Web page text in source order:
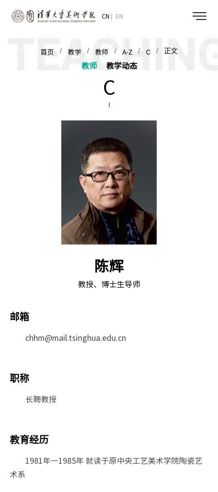
CN EN
首页/ 教学/教师 / A-Z/C / 正文
教师 教学动态
C
陈辉
教授、博士生导师
邮箱
chhm@mail.tsinghua.edu.cn
职称
长聘教授
教育经历
1981年—1985年 就读于原中央工艺美术学院陶瓷艺
术系